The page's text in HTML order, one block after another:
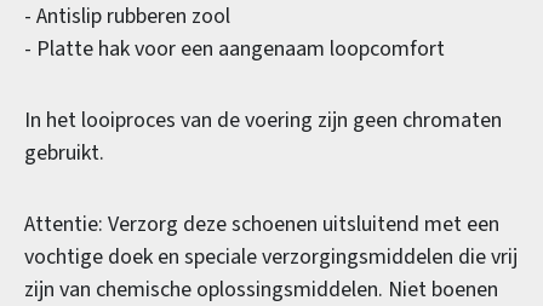
- Antislip rubberen zool
- Platte hak voor een aangenaam loopcomfort
In het looiproces van de voering zijn geen chromaten
gebruikt.
Attentie: Verzorg deze schoenen uitsluitend met een
vochtige doek en speciale verzorgingsmiddelen die vrij
zijn van chemische oplossingsmiddelen. Niet boenen